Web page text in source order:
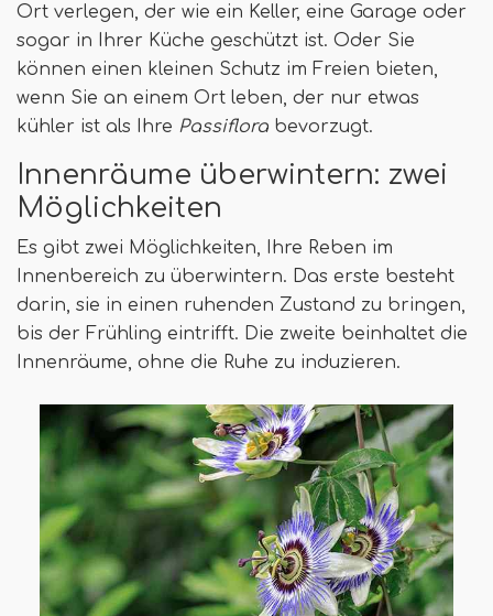
Ort verlegen, der wie ein Keller, eine Garage oder
sogar in Ihrer Küche geschützt ist. Oder Sie
können einen kleinen Schutz im Freien bieten,
wenn Sie an einem Ort leben, der nur etwas
kühler ist als Ihre Passiflora bevorzugt.
Innenräume überwintern: zwei
Möglichkeiten
Es gibt zwei Möglichkeiten, Ihre Reben im
Innenbereich zu überwintern. Das erste besteht
darin, sie in einen ruhenden Zustand zu bringen,
bis der Frühling eintrifft. Die zweite beinhaltet die
Innenräume, ohne die Ruhe zu induzieren.